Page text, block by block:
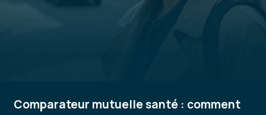
Comparateur mutuelle santé : comment